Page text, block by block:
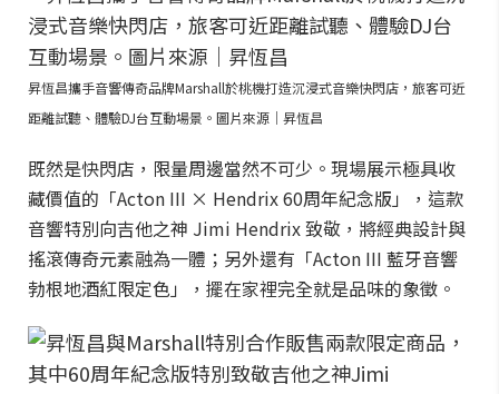
昇恆昌攜手音響傳奇品牌Marshall於桃機打造沉浸式音樂快閃店，旅客可近
距離試聽、體驗DJ台互動場景。圖片來源｜昇恆昌
既然是快閃店，限量周邊當然不可少。現場展示極具收
藏價值的「Acton III × Hendrix 60周年紀念版」，這款
音響特別向吉他之神 Jimi Hendrix 致敬，將經典設計與
搖滾傳奇元素融為一體；另外還有「Acton III 藍牙音響
勃根地酒紅限定色」，擺在家裡完全就是品味的象徵。